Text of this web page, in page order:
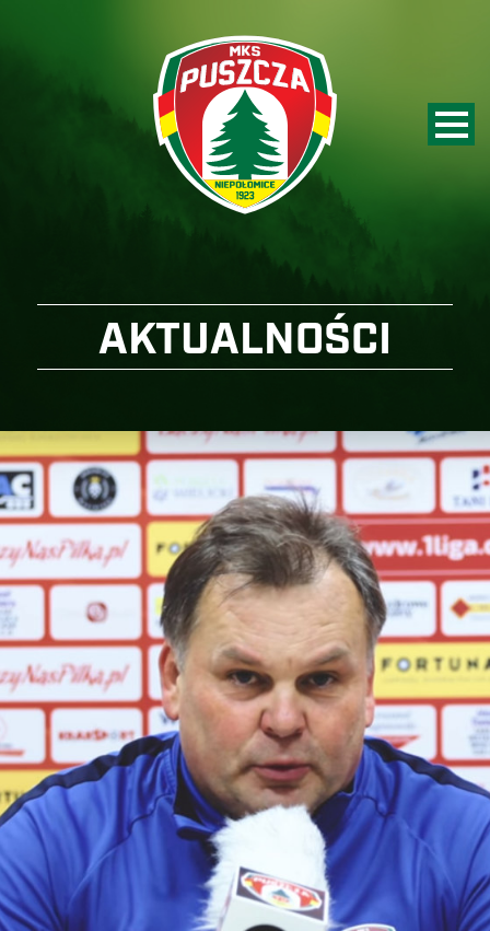
AKTUALNOŚCI